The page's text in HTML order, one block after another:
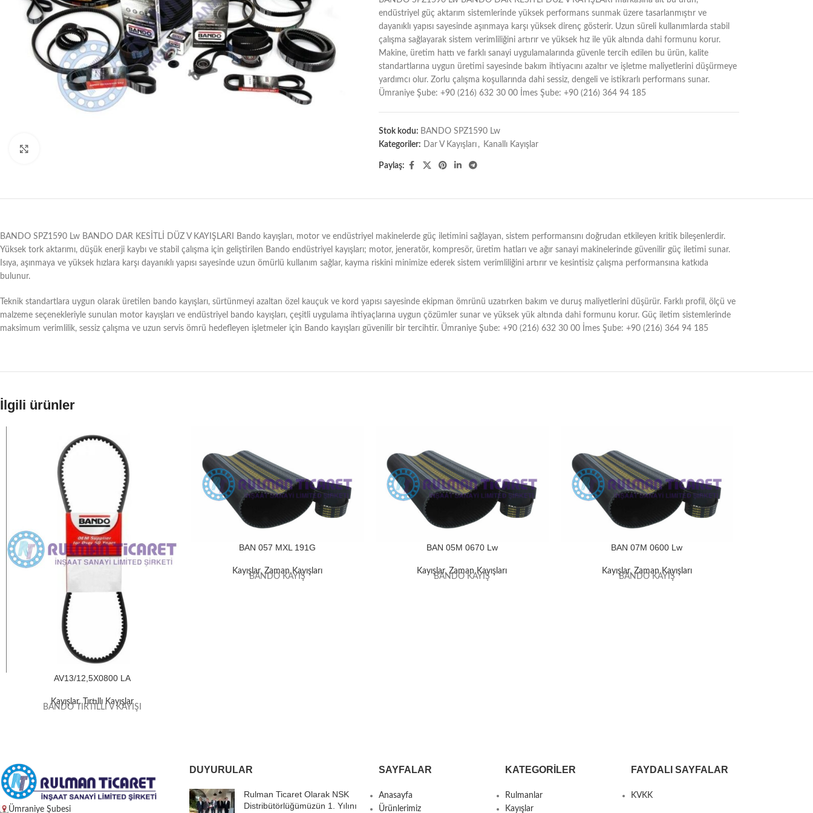
endüstriyel güç aktarım sistemlerinde yüksek performans sunmak üzere tasarlanmıştır ve
dayanıklı yapısı sayesinde aşınmaya karşı yüksek direnç gösterir. Uzun süreli kullanımlarda stabil
çalışma sağlayarak sistem verimliliğini artırır ve yüksek hız ile yük altında dahi formunu korur.
Makine, üretim hattı ve farklı sanayi uygulamalarında güvenle tercih edilen bu ürün, kalite
standartlarına uygun üretimi sayesinde bakım ihtiyacını azaltır ve işletme maliyetlerini düşürmeye
yardımcı olur. Zorlu çalışma koşullarında dahi sessiz, dengeli ve istikrarlı performans sunar.
Ümraniye Şube: +90 (216) 632 30 00 İmes Şube: +90 (216) 364 94 185
Stok kodu: BANDO SPZ1590 Lw
Kategoriler: Dar V Kayışları , Kanallı Kayışlar
Paylaş:
BANDO SPZ1590 Lw BANDO DAR KESİTLİ DÜZ V KAYIŞLARI Bando kayışları, motor ve endüstriyel makinelerde güç iletimini sağlayan, sistem performansını doğrudan etkileyen kritik bileşenlerdir.
Yüksek tork aktarımı, düşük enerji kaybı ve stabil çalışma için geliştirilen Bando endüstriyel kayışları; motor, jeneratör, kompresör, üretim hatları ve ağır sanayi makinelerinde güvenilir güç iletimi sunar.
Isıya, aşınmaya ve yüksek hızlara karşı dayanıklı yapısı sayesinde uzun ömürlü kullanım sağlar, kayma riskini minimize ederek sistem verimliliğini artırır ve kesintisiz çalışma performansına katkıda
bulunur.
Teknik standartlara uygun olarak üretilen bando kayışları, sürtünmeyi azaltan özel kauçuk ve kord yapısı sayesinde ekipman ömrünü uzatırken bakım ve duruş maliyetlerini düşürür. Farklı profil, ölçü ve
malzeme seçenekleriyle sunulan motor kayışları ve endüstriyel bando kayışları, çeşitli uygulama ihtiyaçlarına uygun çözümler sunar ve yüksek yük altında dahi formunu korur. Güç iletim sistemlerinde
maksimum verimlilik, sessiz çalışma ve uzun servis ömrü hedefleyen işletmeler için Bando kayışları güvenilir bir tercihtir. Ümraniye Şube: +90 (216) 632 30 00 İmes Şube: +90 (216) 364 94 185
İlgili ürünler
AV13/12,5X0800 LA
Kayışlar,Tırtıllı Kayışlar
BANDO TIRTILLI V KAYIŞI
BAN 057 MXL 191G
Kayışlar, Zaman Kayışları
BANDO KAYIŞ
BAN 05M 0670 Lw
Kayışlar,Zaman Kayışları
BANDO KAYIŞ
BAN 07M 0600 Lw
Kayışlar, Zaman Kayışları
BANDO KAYIŞ
Ümraniye Şubesi
DUYURULAR
Rulman Ticaret Olarak NSK
Distribütörlüğümüzün 1. Yılını
SAYFALAR
Anasayfa
Ürünlerimiz
KATEGORILER
Rulmanlar
Kayışlar
FAYDALI SAYFALAR
KVKK